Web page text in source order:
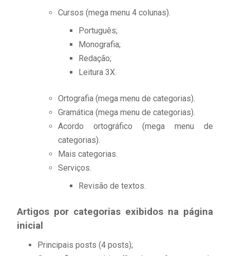
Cursos (mega menu 4 colunas).
Português;
Monografia;
Redação;
Leitura 3X.
Ortografia (mega menu de categorias).
Gramática (mega menu de categorias).
Acordo ortográfico (mega menu de
categorias).
Mais categorias.
Serviços.
Revisão de textos.
Artigos por categorias exibidos na página
inicial
Principais posts (4 posts);